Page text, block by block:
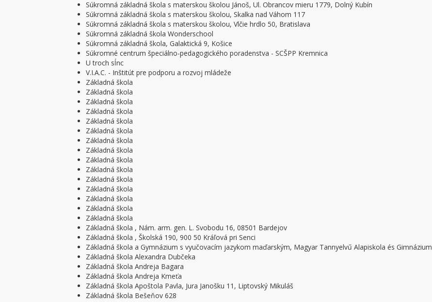
Súkromná základná škola s materskou školou Jánoš, Ul. Obrancov mieru 1779, Dolný Kubín
Súkromná základná škola s materskou školou, Skalka nad Váhom 117
Súkromná základná škola s materskou školou, Vlčie hrdlo 50, Bratislava
Súkromná základná škola Wonderschool
Súkromná základná škola, Galaktická 9, Košice
Súkromné centrum špeciálno-pedagogického poradenstva - SCŠPP Kremnica
U troch sĺnc
V.I.A.C. - Inštitút pre podporu a rozvoj mládeže
Základná škola
Základná škola
Základná škola
Základná škola
Základná škola
Základná škola
Základná škola
Základná škola
Základná škola
Základná škola
Základná škola
Základná škola
Základná škola
Základná škola
Základná škola
Základná škola , Nám. arm. gen. L. Svobodu 16, 08501 Bardejov
Základná škola , Školská 190, 900 50 Kráľová pri Senci
Základná škola a Gymnázium s vyučovacím jazykom maďarským, Magyar Tannyelvű Alapiskola és Gimnázium
Základná škola Alexandra Dubčeka
Základná škola Andreja Bagara
Základná škola Andreja Kmeťa
Základná škola Apoštola Pavla, Jura Janošku 11, Liptovský Mikuláš
Základná škola Bešeňov 628